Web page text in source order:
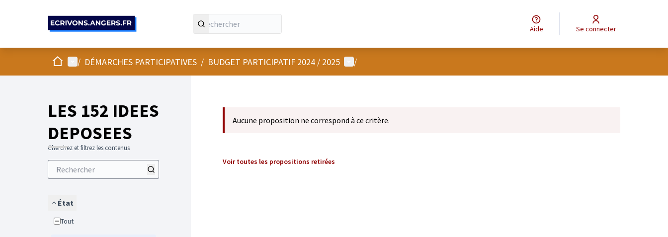
Aide Se connecter
AccueilMenu principal
/ DÉMARCHES PARTICIPATIVES / BUDGET PARTICIPATIF 2024 / 2025 Menu utilisateur
/
LES 152 IDEES
DEPOSEES
Cherchez et filtrez les contenus
État
Tout
Aucune proposition ne correspond à ce critère.
Voir toutes les propositions retirées